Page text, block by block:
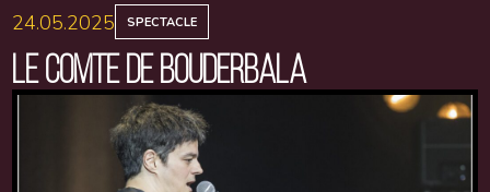
24.05.2025 SPECTACLE
LE COMTE DE BOUDERBALA